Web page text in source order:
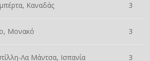
Καναδάς 3
Μονακό 3
Λα Μάντσα, Ισπανία 3